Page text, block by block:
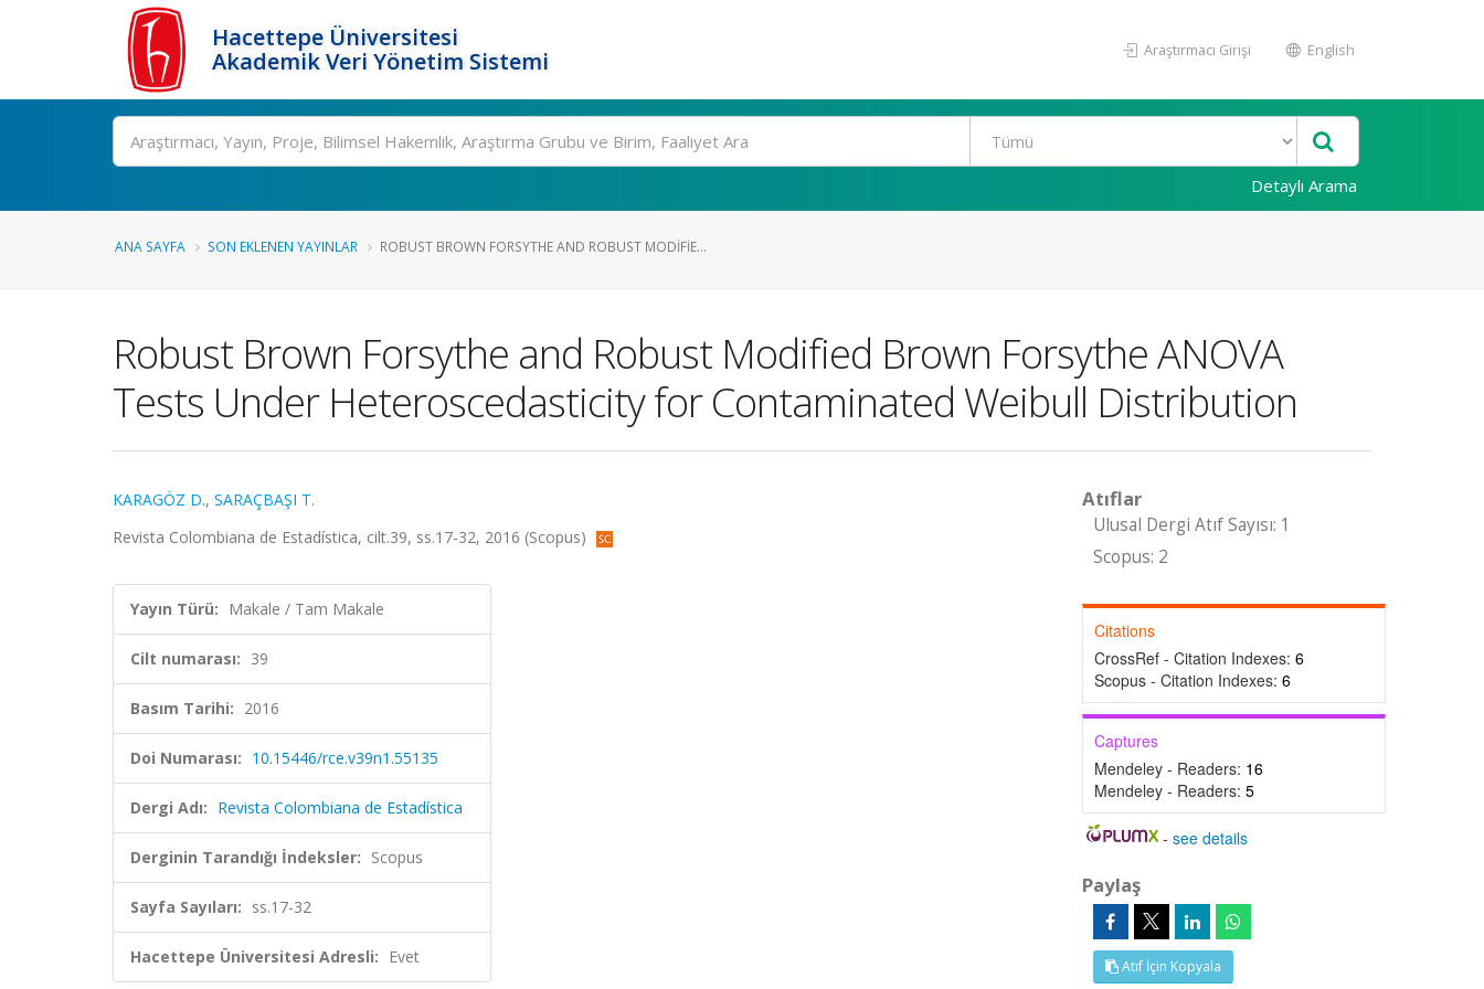
Hacettepe Üniversitesi
Akademik Veri Yönetim Sistemi
Araştırmacı Girişi English
Ara
Detaylı Arama
ANA SAYFA SON EKLENEN YAYINLAR ROBUST BROWN FORSYTHE AND ROBUST MODIFIE...
Robust Brown Forsythe and Robust Modified Brown Forsythe ANOVA
Tests Under Heteroscedasticity for Contaminated Weibull Distribution
KARAGÖZ D., SARAÇBAŞI T.
Revista Colombiana de Estadística, cilt.39, ss.17-32, 2016 (Scopus)
Yayın Türü: Makale / Tam Makale
Cilt numarası: 39
Basım Tarihi: 2016
Doi Numarası: 10.15446/rce.v39n1.55135
Dergi Adı: Revista Colombiana de Estadística
Derginin Tarandığı İndeksler: Scopus
Sayfa Sayıları: ss.17-32
Hacettepe Üniversitesi Adresli: Evet
Atıflar
Ulusal Dergi Atıf Sayısı: 1
Scopus: 2
Citations
CrossRef - Citation Indexes: 6
Scopus - Citation Indexes: 6
Captures
Mendeley - Readers: 16
Mendeley - Readers: 5
-see details
Paylaş
Atıf İçin Kopyala